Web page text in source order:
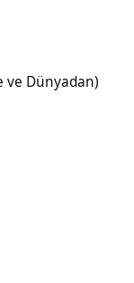
ve Dünyadan)